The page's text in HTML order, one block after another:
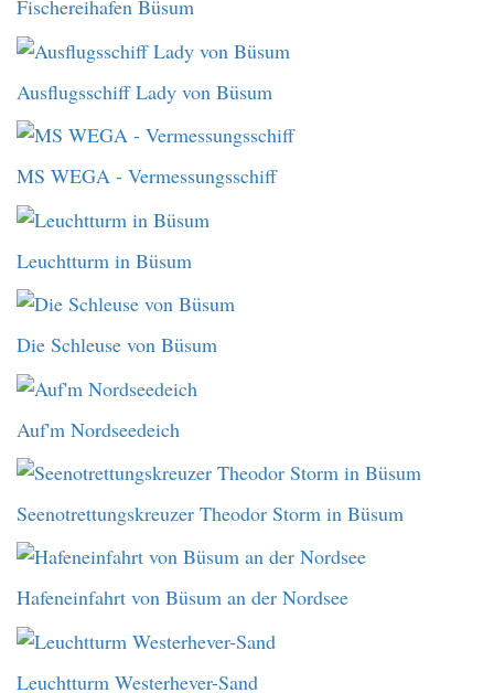
Fischereihafen Büsum
Ausflugsschiff Lady von Büsum
MS WEGA - Vermessungsschiff
Leuchtturm in Büsum
Die Schleuse von Büsum
Auf'm Nordseedeich
Seenotrettungskreuzer Theodor Storm in Büsum
Hafeneinfahrt von Büsum an der Nordsee
Leuchtturm Westerhever-Sand